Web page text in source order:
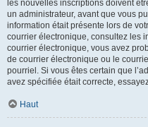
les nouvelles inscriptions doivent
un administrateur, avant que vous
information était présente lors de
courrier électronique, consultez les
courrier électronique, vous avez
de courrier électronique ou le
pourriel. Si vous êtes certain que
avez spécifiée était correcte,
Haut